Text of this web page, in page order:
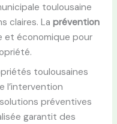
toulousaine
claires. La prévention
et économique pour
toulousaines
l’intervention
préventives
garantit des